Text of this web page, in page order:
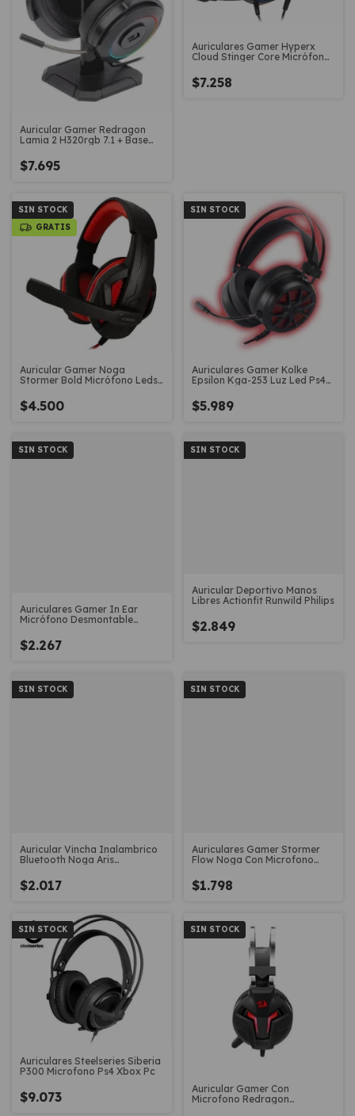
Auricular Gamer Redragon
Lamia 2 H320rgb 7.1 + Base
$7.695
Auriculares Gamer Hyperx
Cloud Stinger Core Micrófono
$7.258
SIN STOCK
GRATIS
Auricular Gamer Noga
Stormer Bold Micrófono Leds
$4.500
SIN STOCK
Auriculares Gamer Kolke
Epsilon Kga-253 Luz Led Ps4
$5.989
SIN STOCK
Auriculares Gamer In Ear
Micrófono Desmontable
$2.267
SIN STOCK
Auricular Deportivo Manos
Libres Actionfit Runwild Philips
$2.849
SIN STOCK
Auricular Vincha Inalambrico
Bluetooth Noga Aris
$2.017
SIN STOCK
Auriculares Gamer Stormer
Flow Noga Con Microfono
$1.798
SIN STOCK
Auriculares Steelseries Siberia
P300 Microfono Ps4 Xbox Pc
$9.073
SIN STOCK
Auricular Gamer Con
Microfono Redragon